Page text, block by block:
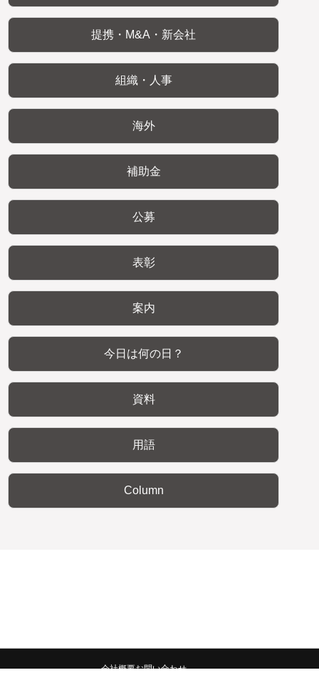
提携・M&A・新会社
組織・人事
海外
補助金
公募
表彰
案内
今日は何の日？
資料
用語
Column
会社概要お問い合わせ